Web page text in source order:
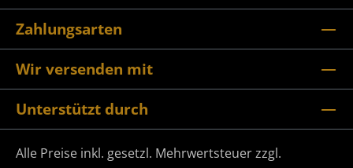
Zahlungsarten
Wir versenden mit
Unterstützt durch
Alle Preise inkl. gesetzl. Mehrwertsteuer zzgl.